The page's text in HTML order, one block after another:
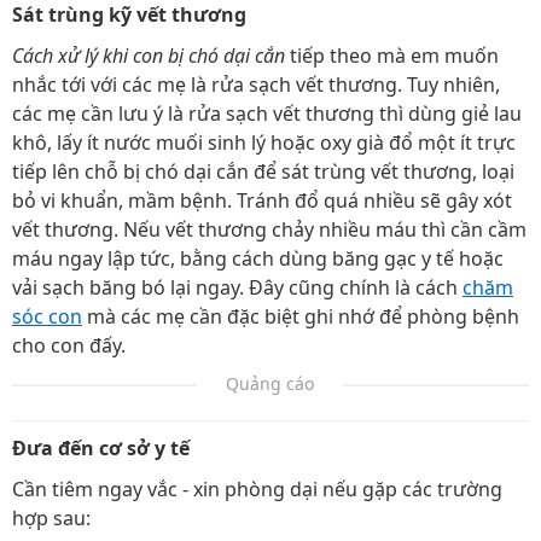
Sát trùng kỹ vết thương
Cách xử lý khi con bị chó dại cắntiếp theo mà em muốn
nhắc tới với các mẹ là rửa sạch vết thương. Tuy nhiên,
các mẹ cần lưu ý là rửa sạch vết thương thì dùng giẻ lau
khô, lấy ít nước muối sinh lý hoặc oxy già đổ một ít trực
tiếp lên chỗ bị chó dại cắn để sát trùng vết thương, loại
bỏ vi khuẩn, mầm bệnh. Tránh đổ quá nhiều sẽ gây xót
vết thương. Nếu vết thương chảy nhiều máu thì cần cầm
máu ngay lập tức, bằng cách dùng băng gạc y tế hoặc
vải sạch băng bó lại ngay. Đây cũng chính là cách chăm
sóc con mà các mẹ cần đặc biệt ghi nhớ để phòng bệnh
cho con đấy.
Quảng cáo
Đưa đến cơ sở y tế
Cần tiêm ngay vắc - xin phòng dại nếu gặp các trường
hợp sau: